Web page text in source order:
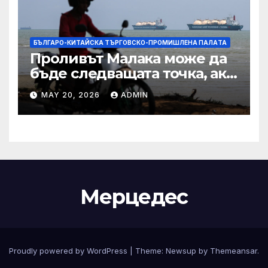
БЪЛГАРО-КИТАЙСКА ТЪРГОВСКО-ПРОМИШЛЕНА ПАЛAТА
Проливът Малака може да
бъде следващата точка, ако
Азия не внимава
MAY 20, 2026 ADMIN
Мерцедес
Proudly powered by WordPress Theme: Newsup by Themeansar.